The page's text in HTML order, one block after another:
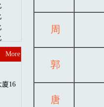
人民國肽集團亮相“2017阿斯塔納世博會” 彰顯中國品牌…
More
廈16
周
郭
唐